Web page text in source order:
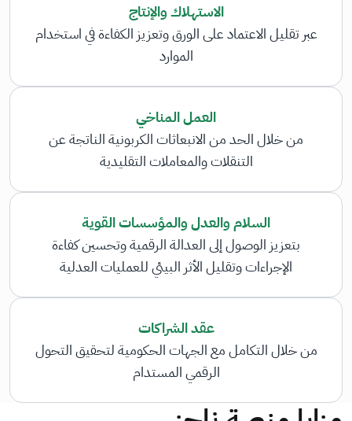
الاستهلاك والإنتاج
عبر تقليل الاعتماد على الورق وتعزيز الكفاءة في استخدام
الموارد
العمل المناخي
من خلال الحد من الانبعاثات الكربونية الناتجة عن
التنقلات والمعاملات التقليدية
السلام والعدل والمؤسسات القوية
بتعزيز الوصول إلى العدالة الرقمية وتحسين كفاءة
الإجراءات وتقليل الأثر البيئي للعمليات العدلية
عقد الشراكات
من خلال التكامل مع الجهات الحكومية لتحقيق التحول
الرقمي المستدام